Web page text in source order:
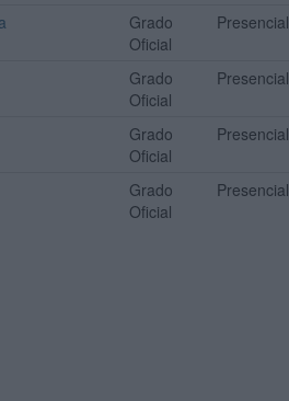
Grado
Oficial
Presencial
Grado
Oficial
Presencial
Grado
Oficial
Presencial
Grado
Oficial
Presencial